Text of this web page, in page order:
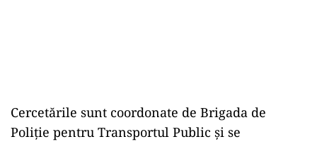
Cercetările sunt coordonate de Brigada de
Poliție pentru Transportul Public și se